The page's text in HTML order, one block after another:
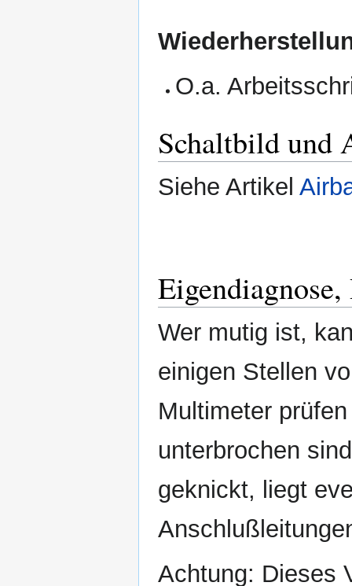
O.a.
Schaltbild und
Siehe Artikel
Wer mutig ist,
einigen Stellen
Multimeter
unterbrochen
geknickt, liegt
Achtung: Dieses